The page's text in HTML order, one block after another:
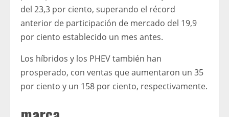
del 23,3 por ciento, superando el récord
anterior de participación de mercado del 19,9
por ciento establecido un mes antes.
Los híbridos y los PHEV también han
prosperado, con ventas que aumentaron un 35
por ciento y un 158 por ciento, respectivamente.